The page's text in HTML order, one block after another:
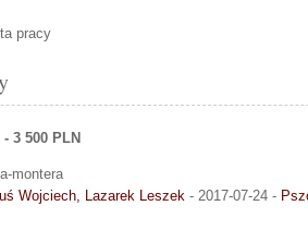
pracy
- 3 500 PLN
montera
Wojciech, Lazarek Leszek - 2017-07-24 -